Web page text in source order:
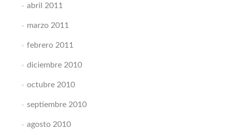
abril 2011
marzo 2011
febrero 2011
diciembre 2010
octubre 2010
septiembre 2010
agosto 2010